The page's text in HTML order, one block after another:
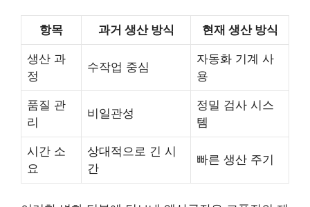
항목 과거 생산 방식 현재 생산 방식
생산 과
정
수작업 중심
자동화 기계 사
용
품질 관
리
비일관성
정밀 검사 시스
템
시간 소
요
상대적으로 긴 시
간
빠른 생산 주기